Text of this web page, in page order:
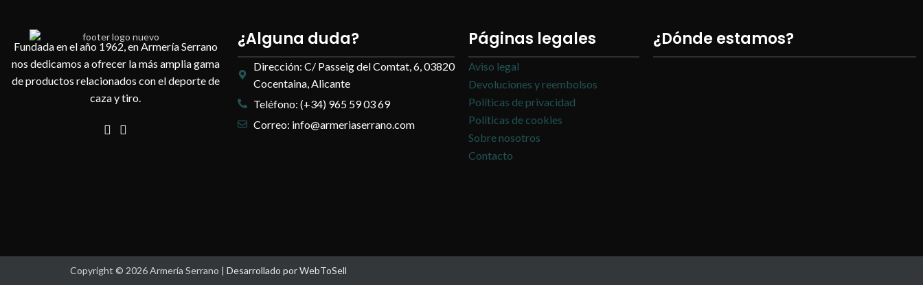
Fundada en el año 1962, en Armería Serrano
nos dedicamos a ofrecer la más amplia gama
de productos relacionados con el deporte de
caza y tiro.
¿Alguna duda?
Dirección: C/ Passeig del Comtat, 6, 03820
Cocentaina, Alicante
Teléfono: (+34) 965 59 03 69
Correo: info@armeriaserrano.com
Páginas legales
Aviso legal
Devoluciones y reembolsos
Políticas de privacidad
Políticas de cookies
Sobre nosotros
Contacto
¿Dónde estamos?
Copyright © 2026 Armería Serrano | Desarrollado por WebToSell